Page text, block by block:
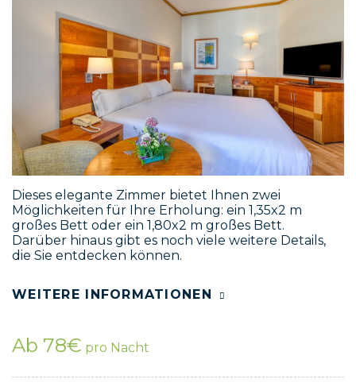
Dieses elegante Zimmer bietet Ihnen zwei
Möglichkeiten für Ihre Erholung: ein 1,35x2 m
großes Bett oder ein 1,80x2 m großes Bett.
Darüber hinaus gibt es noch viele weitere Details,
die Sie entdecken können.
WEITERE INFORMATIONEN
Ab 78€ pro Nacht